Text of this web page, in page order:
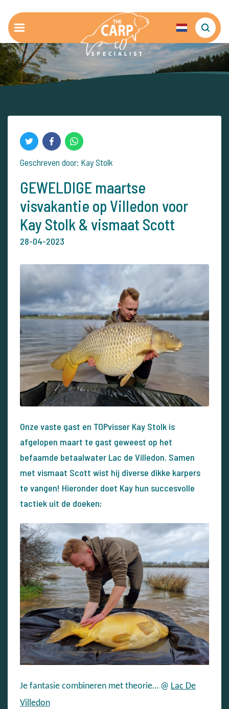
Geschreven door: Kay Stolk
GEWELDIGE maartse
visvakantie op Villedon voor
Kay Stolk & vismaat Scott
28-04-2023
Onze vaste gast en TOPvisser Kay Stolk is
afgelopen maart te gast geweest op het
befaamde betaalwater Lac de Villedon. Samen
met vismaat Scott wist hij diverse dikke karpers
te vangen! Hieronder doet Kay hun succesvolle
tactiek uit de doeken;
Je fantasie combineren met theorie… @ Lac De
Villedon